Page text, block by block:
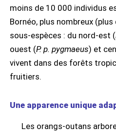
moins de 10 000 individus
Bornéo, plus nombreux
sous-espèces : du nord-est (
ouest (P. p. pygmaeus) et
vivent dans des forêts
fruitiers.
Une apparence unique
Les orangs-outans